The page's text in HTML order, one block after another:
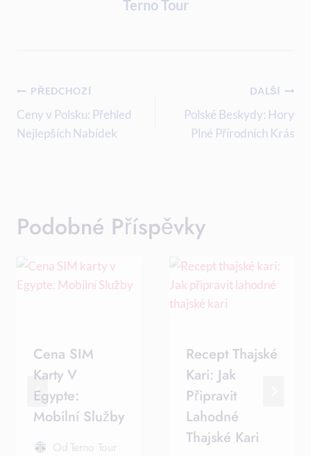
Terno Tour
Navigace
Pro
Příspěvek
PŘEDCHOZÍ
Ceny v Polsku: Přehled
Nejlepších Nabídek
DALŠÍ
Polské Beskydy: Hory
Plné Přírodních Krás
Podobné Příspěvky
Cena SIM
Karty V
Egypte:
Mobilní Služby
Od Terno Tour
Recept Thajské
Kari: Jak
Připravit
Lahodné
Thajské Kari